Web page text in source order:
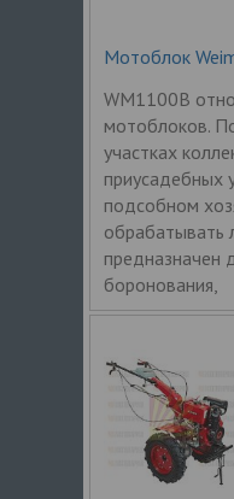
Мотоблок
WM1100B
мотоблоков.
участках
приусадебных
подсобном
предназначен
боронования,